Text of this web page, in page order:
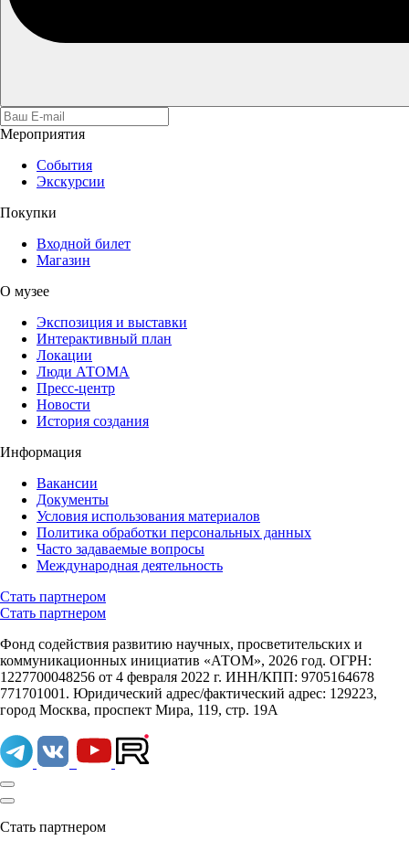
Мероприятия
События
Экскурсии
Покупки
Входной билет
Магазин
О музее
Экспозиция и выставки
Интерактивный план
Локации
Люди АТОМА
Пресс-центр
Новости
История создания
Информация
Вакансии
Документы
Условия использования материалов
Политика обработки персональных данных
Часто задаваемые вопросы
Международная деятельность
Стать партнером
Стать партнером
Фонд содействия развитию научных, просветительских и
коммуникационных инициатив «АТОМ», 2026 год. ОГРН:
1227700048256 от 4 февраля 2022 г. ИНН/КПП: 9705164678
771701001. Юридический адрес/фактический адрес: 129223,
город Москва, проспект Мира, 119, стр. 19А
Стать партнером